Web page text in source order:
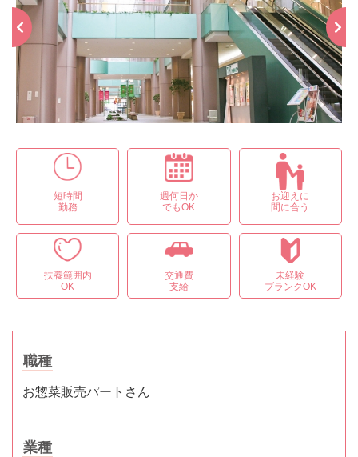
短時間
勤務
週何日か
でもOK
お迎えに
間に合う
扶養範囲内
OK
交通費
支給
未経験
ブランクOK
職種
お惣菜販売パートさん
業種